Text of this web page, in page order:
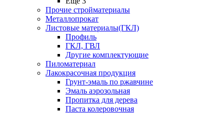
Прочие стройматериалы
Металлопрокат
Листовые материалы(ГКЛ)
Профиль
ГКЛ, ГВЛ
Другие комплектующие
Пиломатериал
Лакокрасочная продукция
Грунт-эмаль по ржавчине
Эмаль аэрозольная
Пропитка для дерева
Паста колеровочная